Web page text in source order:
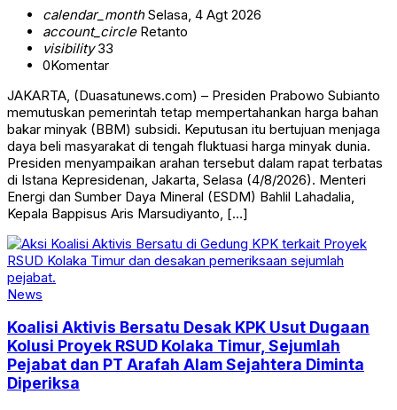
calendar_monthSelasa, 4 Agt 2026
account_circleRetanto
visibility33
0Komentar
JAKARTA, (Duasatunews.com) – Presiden Prabowo Subianto
memutuskan pemerintah tetap mempertahankan harga bahan
bakar minyak (BBM) subsidi. Keputusan itu bertujuan menjaga
daya beli masyarakat di tengah fluktuasi harga minyak dunia.
Presiden menyampaikan arahan tersebut dalam rapat terbatas
di Istana Kepresidenan, Jakarta, Selasa (4/8/2026). Menteri
Energi dan Sumber Daya Mineral (ESDM) Bahlil Lahadalia,
Kepala Bappisus Aris Marsudiyanto, […]
News
Koalisi Aktivis Bersatu Desak KPK Usut Dugaan
Kolusi Proyek RSUD Kolaka Timur, Sejumlah
Pejabat dan PT Arafah Alam Sejahtera Diminta
Diperiksa